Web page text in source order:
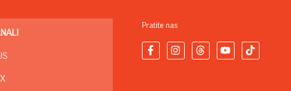
Pratite nas